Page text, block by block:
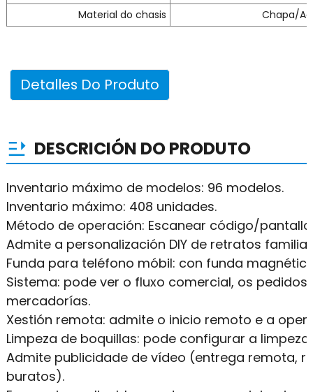
Material do chasis
Chapa/
Detalles Do Produto
DESCRICIÓN DO PRODUTO
Inventario máximo de modelos: 96 modelos.
Inventario máximo: 408 unidades.
Método de operación: Escanear código/
Admite a personalización DIY de retratos
Funda para teléfono móbil: con funda
Sistema: pode ver o fluxo comercial, os
mercadorías.
Xestión remota: admite o inicio remoto e a
Limpeza de boquillas: pode configurar a
Admite publicidade de vídeo (entrega remota,
buratos).